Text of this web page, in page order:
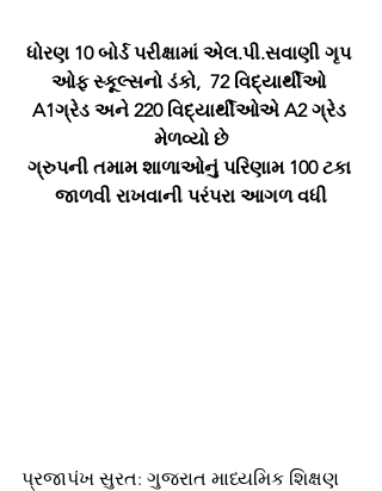
ધોરણ 10 બોર્ડ પરીક્ષામાં એલ.પી.સવાણી ગૃપ
ઓફ સ્કૂલ્સનો ડંકો,  72 વિદ્યાર્થીઓ
A1ગ્રેડ અને 220 વિદ્યાર્થીઓએ A2 ગ્રેડ
મેળવ્યો છે
ગ્રુપની તમામ શાળાઓનું પરિણામ 100 ટકા
જાળવી રાખવાની પરંપરા આગળ વધી
પ્રજાપંખ સુરત: ગુજરાત માધ્યમિક શિક્ષણ